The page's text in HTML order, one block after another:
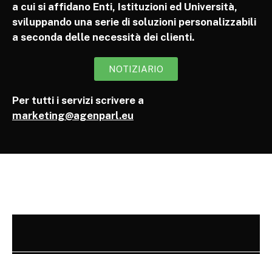
a cui si affidano Enti, Istituzioni ed Università,
sviluppando una serie di soluzioni personalizzabili
a seconda delle necessità dei clienti.
NOTIZIARIO
Per tutti i servizi scrivere a
marketing@agenparl.eu